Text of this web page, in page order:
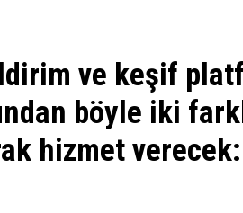
ve keşif
böyle iki
hizmet